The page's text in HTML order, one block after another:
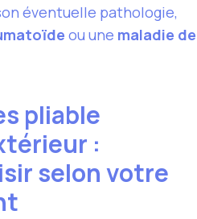
éventuelle pathologie,
ou une maladie de
pliable
:
selon votre